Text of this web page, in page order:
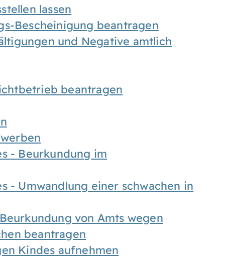
lassen
Bescheinigung beantragen
und Negative amtlich
beantragen
- Beurkundung im
- Umwandlung einer schwachen in
von Amts wegen
beantragen
Kindes aufnehmen